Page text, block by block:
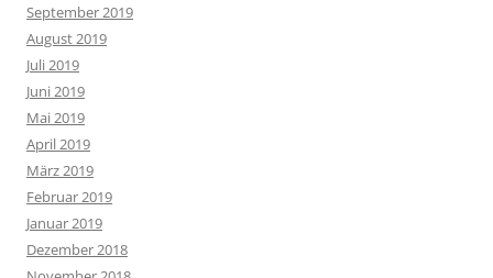
September 2019
August 2019
Juli 2019
Juni 2019
Mai 2019
April 2019
März 2019
Februar 2019
Januar 2019
Dezember 2018